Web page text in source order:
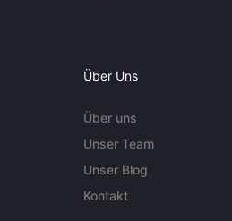
Über Uns
Über uns
Unser Team
Unser Blog
Kontakt